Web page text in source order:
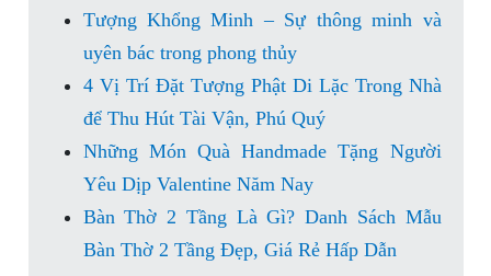
Tượng Khổng Minh – Sự thông minh và
uyên bác trong phong thủy
4 Vị Trí Đặt Tượng Phật Di Lặc Trong Nhà
để Thu Hút Tài Vận, Phú Quý
Những Món Quà Handmade Tặng Người
Yêu Dịp Valentine Năm Nay
Bàn Thờ 2 Tầng Là Gì? Danh Sách Mẫu
Bàn Thờ 2 Tầng Đẹp, Giá Rẻ Hấp Dẫn